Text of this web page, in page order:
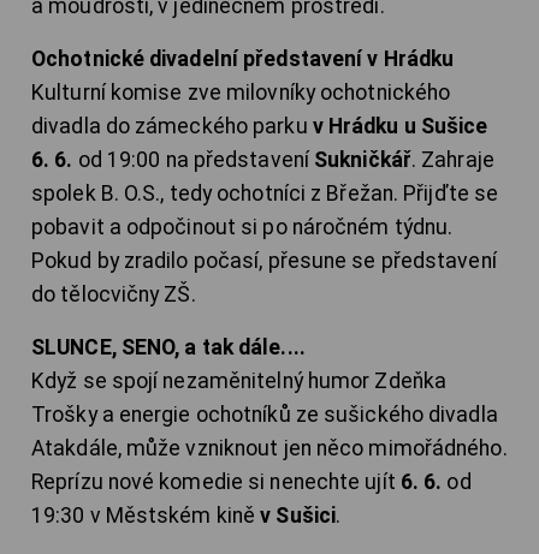
a moudrosti, v jedinečném prostředí.
Ochotnické divadelní představení v Hrádku
Kulturní komise zve milovníky ochotnického
divadla do zámeckého parku v Hrádku u Sušice
6. 6. od 19:00 na představení Sukničkář. Zahraje
spolek B. O.S., tedy ochotníci z Břežan. Přijďte se
pobavit a odpočinout si po náročném týdnu.
Pokud by zradilo počasí, přesune se představení
do tělocvičny ZŠ.
SLUNCE, SENO, a tak dále....
Když se spojí nezaměnitelný humor Zdeňka
Trošky a energie ochotníků ze sušického divadla
Atakdále, může vzniknout jen něco mimořádného.
Reprízu nové komedie si nenechte ujít 6. 6. od
19:30 v Městském kiněv Sušici.